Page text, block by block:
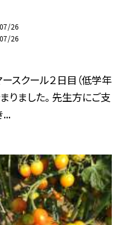
26
26
スクール２日目（低学年
りました。 先生方にご支
...